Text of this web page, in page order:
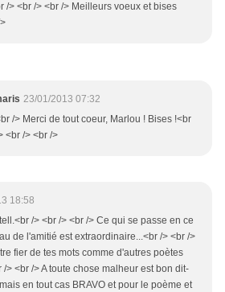
/> <br /> <br /> Meilleurs voeux et bises
23/01/2013 07:32
/> Merci de tout coeur, Marlou ! Bises !<br
<br /> <br />
18:58
/> <br /> <br /> Ce qui se passe en ce
de l'amitié est extraordinaire...<br /> <br />
fier de tes mots comme d'autres poètes
/> <br /> A toute chose malheur est bon dit-
en tout cas BRAVO et pour le poème et